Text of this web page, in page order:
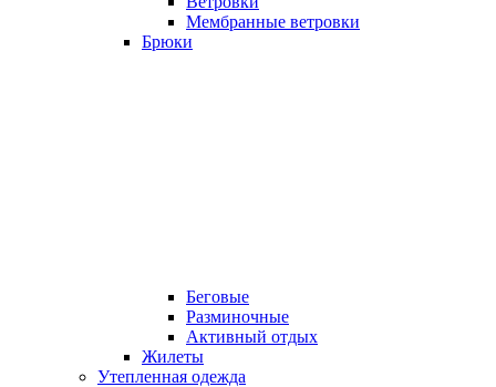
Мембранные ветровки
Брюки
Беговые
Разминочные
Активный отдых
Жилеты
Утепленная одежда